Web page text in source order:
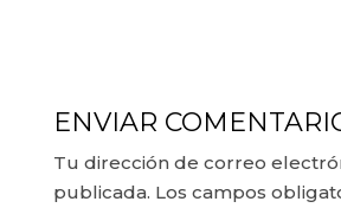
ENVIAR
Tu dirección de correo
publicada. Los campos